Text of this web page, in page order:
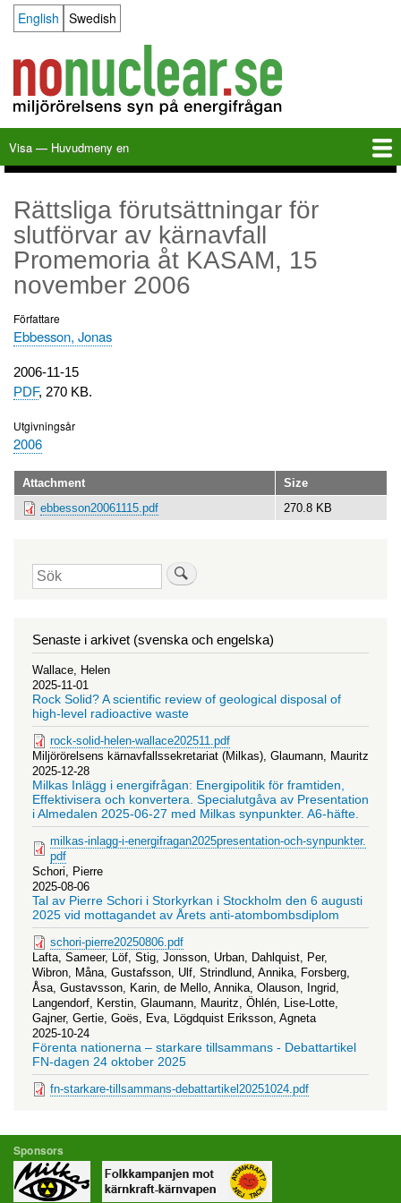
Language switcher
English Swedish
Huvudmeny
en
Visa — Huvudmeny en
Rättsliga förutsättningar för
slutförvar av kärnavfall
Promemoria åt KASAM, 15
november 2006
Författare
Ebbesson, Jonas
Utgivningsdatum
2006-11-15
PDF, 270 KB.
Utgivningsår
2006
Attachment
Size
ebbesson20061115.pdf
270.8 KB
Sök
Senaste i arkivet (svenska och engelska)
Wallace, Helen
2025-11-01
Rock Solid? A scientific review of geological disposal of
high-level radioactive waste
rock-solid-helen-wallace202511.pdf
Miljörörelsens kärnavfallssekretariat (Milkas), Glaumann, Mauritz
2025-12-28
Milkas Inlägg i energifrågan: Energipolitik för framtiden,
Effektivisera och konvertera. Specialutgåva av Presentation
i Almedalen 2025-06-27 med Milkas synpunkter. A6-häfte.
milkas-inlagg-i-energifragan2025presentation-och-synpunkter.
pdf
Schori, Pierre
2025-08-06
Tal av Pierre Schori i Storkyrkan i Stockholm den 6 augusti
2025 vid mottagandet av Årets anti-atombombsdiplom
schori-pierre20250806.pdf
Lafta, Sameer, Löf, Stig, Jonsson, Urban, Dahlquist, Per,
Wibron, Måna, Gustafsson, Ulf, Strindlund, Annika, Forsberg,
Åsa, Gustavsson, Karin, de Mello, Annika, Olauson, Ingrid,
Langendorf, Kerstin, Glaumann, Mauritz, Öhlén, Lise-Lotte,
Gajner, Gertie, Goës, Eva, Lögdquist Eriksson, Agneta
2025-10-24
Förenta nationerna – starkare tillsammans - Debattartikel
FN-dagen 24 oktober 2025
fn-starkare-tillsammans-debattartikel20251024.pdf
Sponsors